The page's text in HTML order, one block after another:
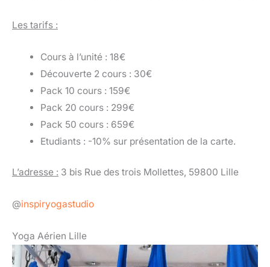
Les tarifs :
Cours à l’unité : 18€
Découverte 2 cours : 30€
Pack 10 cours : 159€
Pack 20 cours : 299€
Pack 50 cours : 659€
Etudiants : -10% sur présentation de la carte.
L’adresse : 3 bis Rue des trois Mollettes, 59800 Lille
@inspiryogastudio
Yoga Aérien Lille